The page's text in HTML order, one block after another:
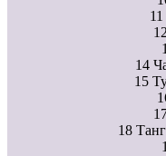
14
15
18